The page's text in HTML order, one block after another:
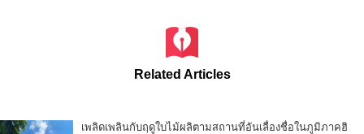
Related Articles
เพลิดเพลินกับฤดูใบไม้ผลิตามสถานที่อันเลื่องชื่อในภูมิภาคฮิ